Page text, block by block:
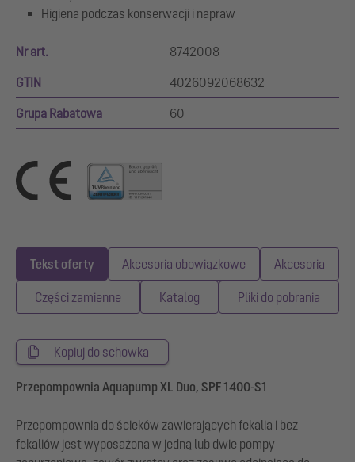
Higiena podczas konserwacji i napraw
Nr art. 8742008
GTIN 4026092068632
Grupa Rabatowa 60
Tekst oferty Akcesoria obowiązkowe Akcesoria
Części zamienne Katalog Pliki do pobrania
Kopiuj do schowka
Przepompownia Aquapump XL Duo, SPF 1400-S1
Przepompownia do ścieków zawierających fekalia i bez
fekaliów jest wyposażona w jedną lub dwie pompy